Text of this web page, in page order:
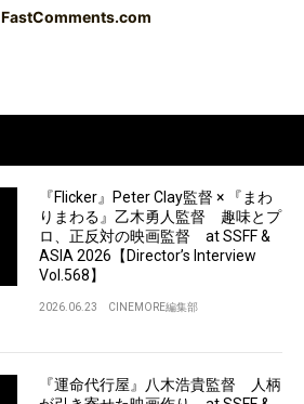
FastComments.com
『Flicker』Peter Clay監督 × 『まわ
りまわる』乙木勇人監督 趣味とプ
ロ、正反対の映画監督 at SSFF &
ASIA 2026【Director’s Interview
Vol.568】
2026.06.23 CINEMORE編集部
『運命代行屋』八木浩貴監督 人柄